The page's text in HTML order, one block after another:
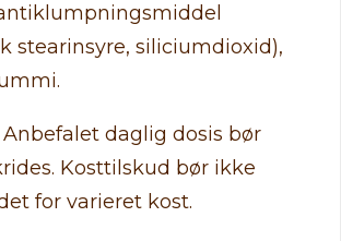
stearinsyre, siliciumdioxid),
Anbefalet daglig dosis bør
Kosttilskud bør ikke
for varieret kost.